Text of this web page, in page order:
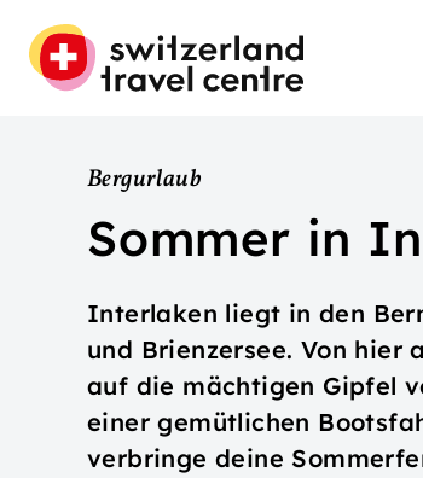
Bergurlaub
Sommer in
Interlaken liegt in den
und Brienzersee. Von hier
auf die mächtigen Gipfel
einer gemütlichen
verbringe deine